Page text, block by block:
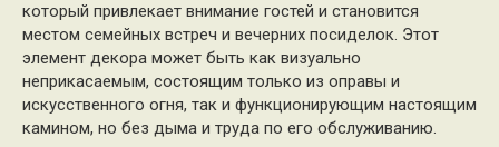
который привлекает внимание гостей и становится
местом семейных встреч и вечерних посиделок. Этот
элемент декора может быть как визуально
неприкасаемым, состоящим только из оправы и
искусственного огня, так и функционирующим настоящим
камином, но без дыма и труда по его обслуживанию.